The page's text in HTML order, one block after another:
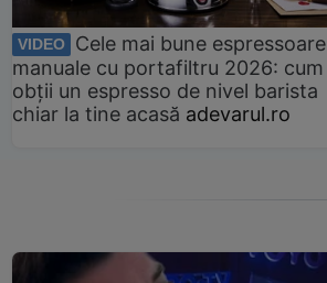
VIDEO
Cele mai bune espressoare
manuale cu portafiltru 2026: cum
obții un espresso de nivel barista
chiar la tine acasă adevarul.ro